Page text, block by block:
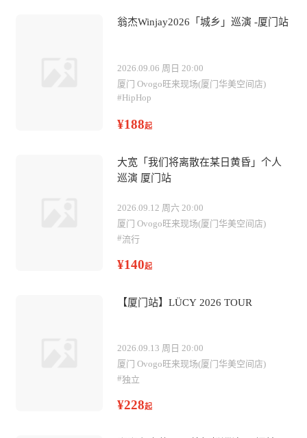
翁杰Winjay2026「城乡」巡演 -厦门站
2026.09.06 周日 20:00
厦门 Ovogo旺来现场(厦门华美空间店)
#HipHop
¥188起
大宽「我们将离散在某日黄昏」个人
巡演 厦门站
2026.09.12 周六 20:00
厦门 Ovogo旺来现场(厦门华美空间店)
#流行
¥140起
【厦门站】LÜCY 2026 TOUR
2026.09.13 周日 20:00
厦门 Ovogo旺来现场(厦门华美空间店)
#独立
¥228起